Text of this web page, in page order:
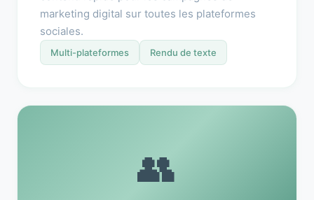
marketing digital sur toutes les plateformes
sociales.
Multi-plateformes Rendu de texte
👥